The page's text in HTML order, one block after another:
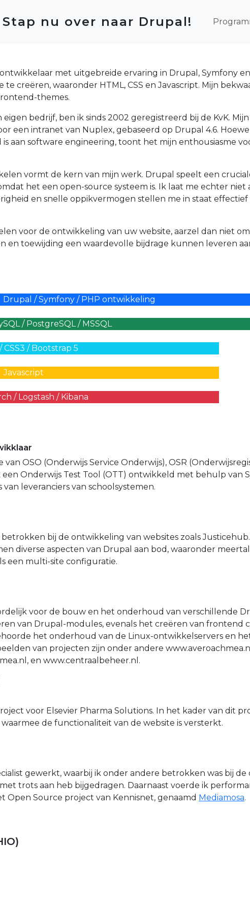
nu over naar Drupal! Main
met uitgebreide ervaring in Drupal, Symfony
creëren, waaronder HTML, CSS en Javascript. Mijn
themes.
eigen bedrijf, ben ik sinds 2002 geregistreerd bij de KvK.
een intranet van Nuplex, gebaseerd op Drupal 4.6.
aan software engineering, toont het mijn enthousiasme
vormt de kern van mijn werk. Drupal speelt een
het een open-source systeem is. Ik laat me echter niet
en snelle oppikvermogen stellen me in staat
voor de ontwikkeling van uw website, aarzel dan niet
en toewijding een waardevolle bijdrage kunnen leveren
Drupal / Symfony / PHP ontwikkeling
/ PostgreSQL / MSSQL
CSS3 / Bootstrap 5
Javascript
/ Logstash / Kibana
OSO (Onderwijs Service Onderwijs), OSR
Onderwijs Test Tool (OTT) ontwikkeld met behulp van
leveranciers van schoolsystemen.
bij de ontwikkeling van websites zoals
diverse aspecten van Drupal aan bod, waaronder
een multi-site configuratie.
voor de bouw en het onderhoud van verschillende
van Drupal-modules, evenals het creëren van frontend
het onderhoud van de Linux-ontwikkelservers en
van projecten zijn onder andere
en www.centraalbeheer.nl.
voor Elsevier Pharma Solutions. In het kader van dit
de functionaliteit van de website is versterkt.
gewerkt, waarbij ik onder andere betrokken was bij
trots aan heb bijgedragen. Daarnaast voerde ik
Open Source project van Kennisnet, genaamd Mediamosa.